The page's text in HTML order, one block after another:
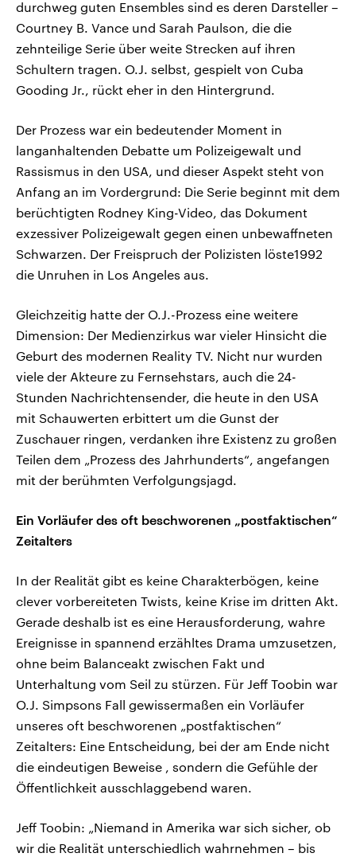
durchweg guten Ensembles sind es deren Darsteller –
Courtney B. Vance und Sarah Paulson, die die
zehnteilige Serie über weite Strecken auf ihren
Schultern tragen. O.J. selbst, gespielt von Cuba
Gooding Jr., rückt eher in den Hintergrund.
Der Prozess war ein bedeutender Moment in
langanhaltenden Debatte um Polizeigewalt und
Rassismus in den USA, und dieser Aspekt steht von
Anfang an im Vordergrund: Die Serie beginnt mit dem
berüchtigten Rodney King-Video, das Dokument
exzessiver Polizeigewalt gegen einen unbewaffneten
Schwarzen. Der Freispruch der Polizisten löste1992
die Unruhen in Los Angeles aus.
Gleichzeitig hatte der O.J.-Prozess eine weitere
Dimension: Der Medienzirkus war vieler Hinsicht die
Geburt des modernen Reality TV. Nicht nur wurden
viele der Akteure zu Fernsehstars, auch die 24-
Stunden Nachrichtensender, die heute in den USA
mit Schauwerten erbittert um die Gunst der
Zuschauer ringen, verdanken ihre Existenz zu großen
Teilen dem „Prozess des Jahrhunderts“, angefangen
mit der berühmten Verfolgungsjagd.
Ein Vorläufer des oft beschworenen „postfaktischen“
Zeitalters
In der Realität gibt es keine Charakterbögen, keine
clever vorbereiteten Twists, keine Krise im dritten Akt.
Gerade deshalb ist es eine Herausforderung, wahre
Ereignisse in spannend erzähltes Drama umzusetzen,
ohne beim Balanceakt zwischen Fakt und
Unterhaltung vom Seil zu stürzen. Für Jeff Toobin war
O.J. Simpsons Fall gewissermaßen ein Vorläufer
unseres oft beschworenen „postfaktischen“
Zeitalters: Eine Entscheidung, bei der am Ende nicht
die eindeutigen Beweise , sondern die Gefühle der
Öffentlichkeit ausschlaggebend waren.
Jeff Toobin: „Niemand in Amerika war sich sicher, ob
wir die Realität unterschiedlich wahrnehmen – bis